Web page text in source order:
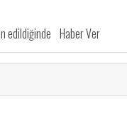
edildiğinde